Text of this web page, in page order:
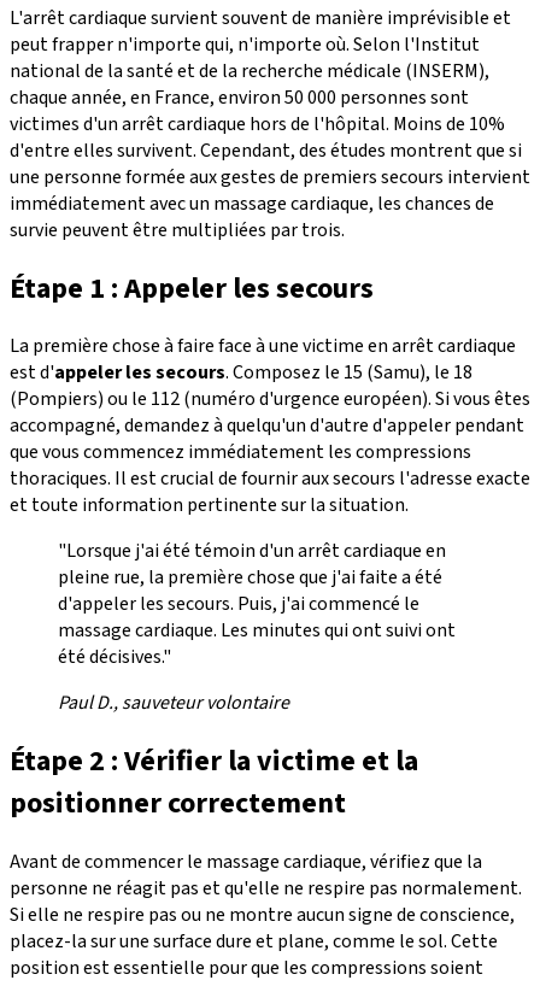
L'arrêt cardiaque survient souvent de manière imprévisible et
peut frapper n'importe qui, n'importe où. Selon l'Institut
national de la santé et de la recherche médicale (INSERM),
chaque année, en France, environ 50 000 personnes sont
victimes d'un arrêt cardiaque hors de l'hôpital. Moins de 10%
d'entre elles survivent. Cependant, des études montrent que si
une personne formée aux gestes de premiers secours intervient
immédiatement avec un massage cardiaque, les chances de
survie peuvent être multipliées par trois.
Étape 1 : Appeler les secours
La première chose à faire face à une victime en arrêt cardiaque
est d'appeler les secours. Composez le 15 (Samu), le 18
(Pompiers) ou le 112 (numéro d'urgence européen). Si vous êtes
accompagné, demandez à quelqu'un d'autre d'appeler pendant
que vous commencez immédiatement les compressions
thoraciques. Il est crucial de fournir aux secours l'adresse exacte
et toute information pertinente sur la situation.
"Lorsque j'ai été témoin d'un arrêt cardiaque en
pleine rue, la première chose que j'ai faite a été
d'appeler les secours. Puis, j'ai commencé le
massage cardiaque. Les minutes qui ont suivi ont
été décisives."
Paul D., sauveteur volontaire
Étape 2 : Vérifier la victime et la
positionner correctement
Avant de commencer le massage cardiaque, vérifiez que la
personne ne réagit pas et qu'elle ne respire pas normalement.
Si elle ne respire pas ou ne montre aucun signe de conscience,
placez-la sur une surface dure et plane, comme le sol. Cette
position est essentielle pour que les compressions soient